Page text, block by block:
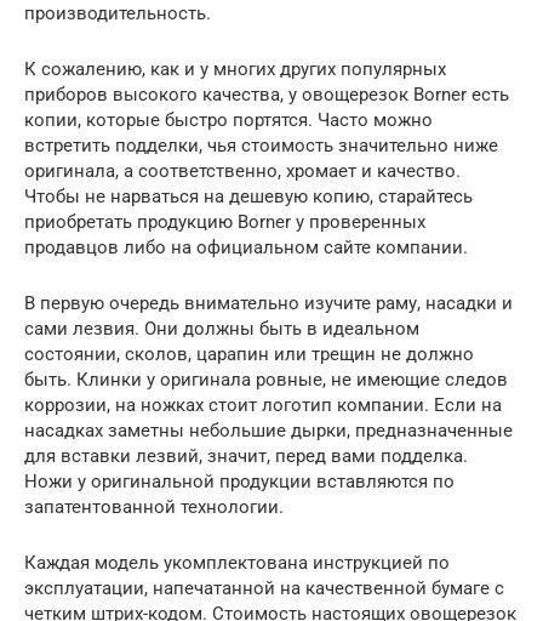
производительность.
К сожалению, как и у многих других популярных
приборов высокого качества, у овощерезок Borner есть
копии, которые быстро портятся. Часто можно
встретить подделки, чья стоимость значительно ниже
оригинала, а соответственно, хромает и качество.
Чтобы не нарваться на дешевую копию, старайтесь
приобретать продукцию Borner у проверенных
продавцов либо на официальном сайте компании.
В первую очередь внимательно изучите раму, насадки и
сами лезвия. Они должны быть в идеальном
состоянии, сколов, царапин или трещин не должно
быть. Клинки у оригинала ровные, не имеющие следов
коррозии, на ножках стоит логотип компании. Если на
насадках заметны небольшие дырки, предназначенные
для вставки лезвий, значит, перед вами подделка.
Ножи у оригинальной продукции вставляются по
запатентованной технологии.
Каждая модель укомплектована инструкцией по
эксплуатации, напечатанной на качественной бумаге с
четким штрих-кодом. Стоимость настоящих овощерезок